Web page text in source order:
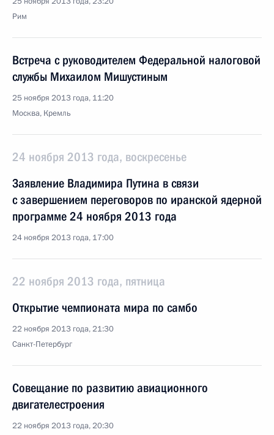
Рим
Встреча с руководителем Федеральной налоговой
службы Михаилом Мишустиным
25 ноября 2013 года, 11:20
Москва, Кремль
24 ноября 2013 года, воскресенье
Заявление Владимира Путина в связи
с завершением переговоров по иранской ядерной
программе 24 ноября 2013 года
24 ноября 2013 года, 17:00
22 ноября 2013 года, пятница
Открытие чемпионата мира по самбо
22 ноября 2013 года, 21:30
Санкт-Петербург
Совещание по развитию авиационного
двигателестроения
22 ноября 2013 года, 20:30